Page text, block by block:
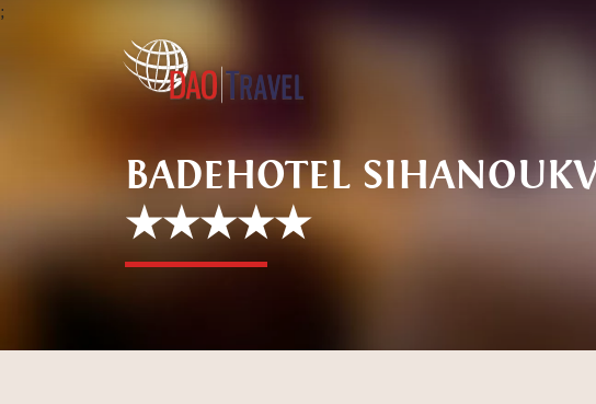
;
BADEHOTEL
★★★★★